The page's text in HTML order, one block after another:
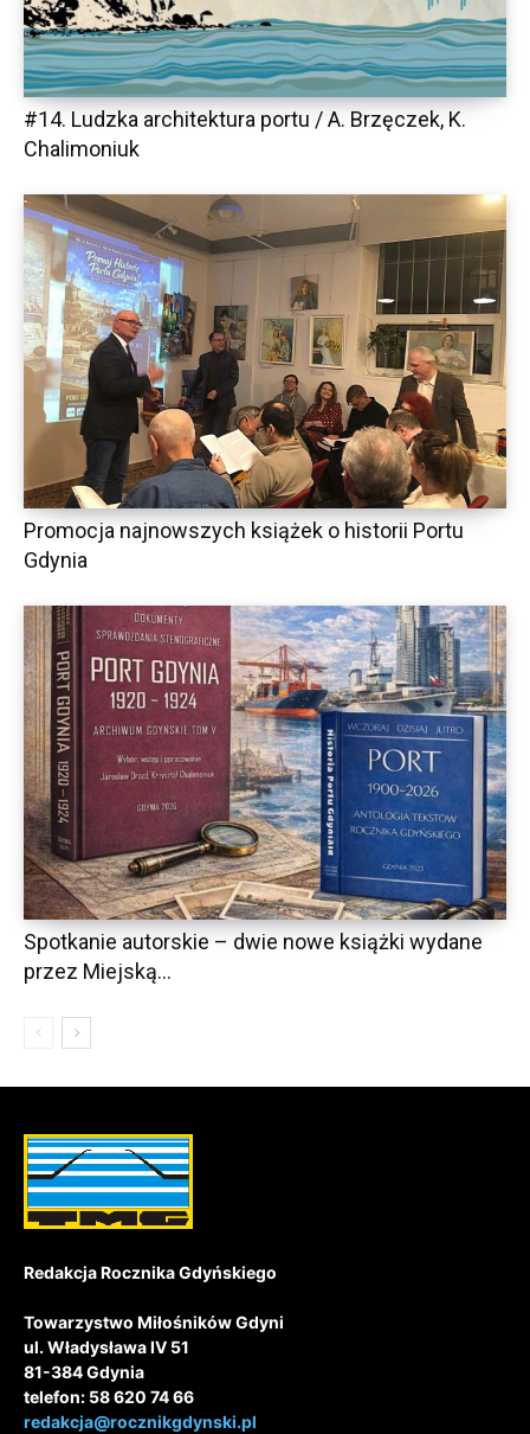
#14. Ludzka architektura portu / A. Brzęczek, K.
Chalimoniuk
Promocja najnowszych książek o historii Portu
Gdynia
Spotkanie autorskie – dwie nowe książki wydane
przez Miejską...
Redakcja Rocznika Gdyńskiego
Towarzystwo Miłośników Gdyni
ul. Władysława IV 51
81-384 Gdynia
telefon: 58 620 74 66
redakcja@rocznikgdynski.pl